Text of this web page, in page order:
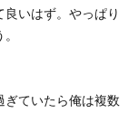
いはず。やっぱり
ぎていたら俺は複数